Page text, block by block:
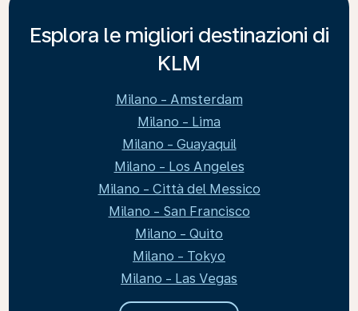
Esplora le migliori destinazioni di
KLM
Milano - Amsterdam
Milano - Lima
Milano - Guayaquil
Milano - Los Angeles
Milano - Città del Messico
Milano - San Francisco
Milano - Quito
Milano - Tokyo
Milano - Las Vegas